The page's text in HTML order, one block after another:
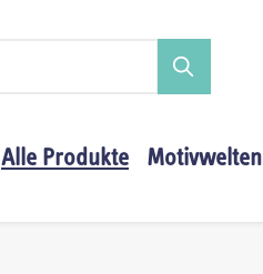
Alle Produkte Motivwelten